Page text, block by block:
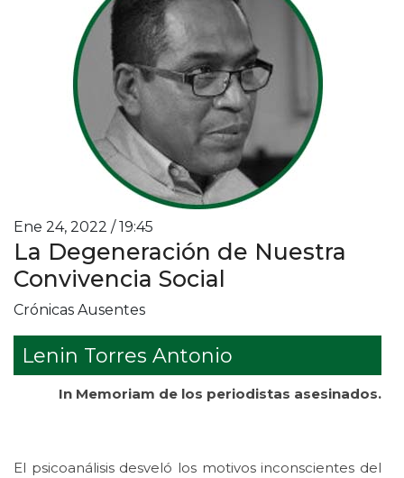
Ene 24, 2022 / 19:45
La Degeneración de Nuestra
Convivencia Social
Crónicas Ausentes
Lenin Torres Antonio
In Memoriam de los periodistas asesinados.
El psicoanálisis desveló los motivos inconscientes del